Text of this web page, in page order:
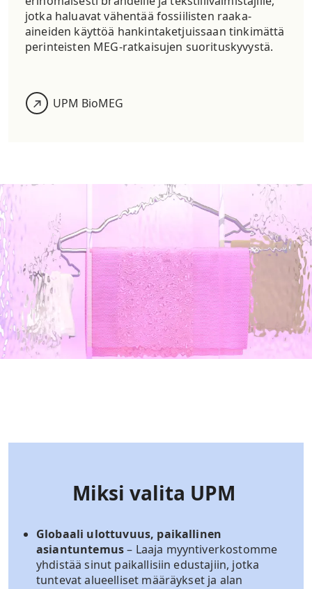
jotka haluavat vähentää fossiilisten raaka-
aineiden käyttöä hankintaketjuissaan tinkimättä
perinteisten MEG-ratkaisujen suorituskyvystä.
UPM BioMEG
Miksi valita UPM
Globaali ulottuvuus, paikallinen
asiantuntemus– Laaja myyntiverkostomme
yhdistää sinut paikallisiin edustajiin, jotka
tuntevat alueelliset määräykset ja alan